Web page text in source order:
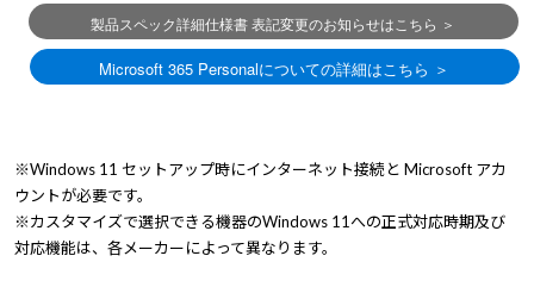
※Windows 11 セットアップ時にインターネット接続と Microsoft アカ
ウントが必要です。
※カスタマイズで選択できる機器のWindows 11への正式対応時期及び
対応機能は、各メーカーによって異なります。